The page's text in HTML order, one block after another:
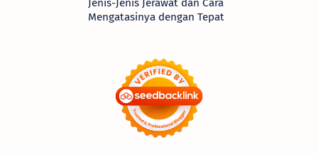
Jenis-Jenis Jerawat dan Cara
Mengatasinya dengan Tepat